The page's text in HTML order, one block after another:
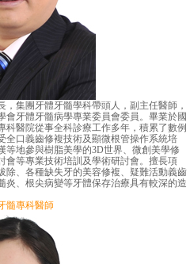
集團牙體牙髓學科帶頭人，副主任醫師，
牙體牙髓病學專業委員會委員。畢業於國
醫院從事全科診療工作多年，積累了數例
全口義齒修複技術及顯微根管操作系統培
等地參與樹脂美學的3D世界、微創美學修
會等專業技術培訓及學術研討會。擅長項
除、各種缺失牙的美容修複、疑難活動義齒
炎、根尖病變等牙體保存治療具有較深的造
髓專科醫師